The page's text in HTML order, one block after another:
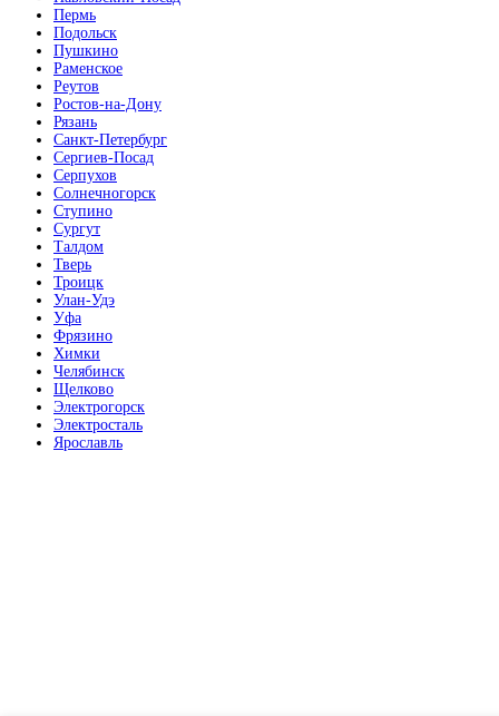
Пермь
Подольск
Пушкино
Раменское
Реутов
Ростов-на-Дону
Рязань
Санкт-Петербург
Сергиев-Посад
Серпухов
Солнечногорск
Ступино
Сургут
Талдом
Тверь
Троицк
Улан-Удэ
Уфа
Фрязино
Химки
Челябинск
Щелково
Электрогорск
Электросталь
Ярославль